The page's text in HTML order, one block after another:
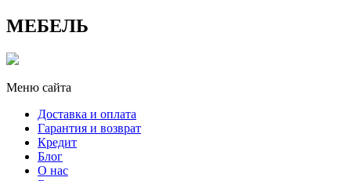
МЕБЕЛЬ
Меню сайта
Доставка и оплата
Гарантия и возврат
Кредит
Блог
О нас